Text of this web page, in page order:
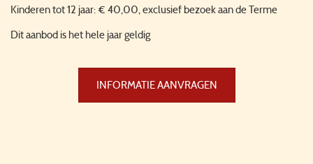
Kinderen tot 12 jaar: € 40,00, exclusief bezoek aan de Terme
Dit aanbod is het hele jaar geldig
INFORMATIE AANVRAGEN